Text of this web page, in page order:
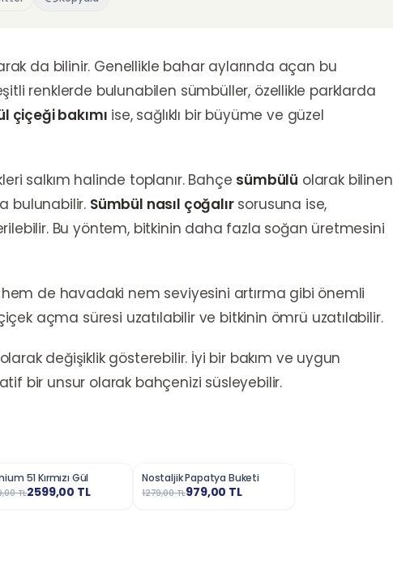
da bilinir. Genellikle bahar aylarında açan bu
renklerde bulunabilen sümbüller, özellikle parklarda
çiçeği bakımı ise, sağlıklı bir büyüme ve güzel
salkım halinde toplanır. Bahçe sümbülü olarak bilinen
bulunabilir. Sümbül nasıl çoğalırsorusuna ise,
Bu yöntem, bitkinin daha fazla soğan üretmesini
de havadaki nem seviyesini artırma gibi önemli
açma süresi uzatılabilir ve bitkinin ömrü uzatılabilir.
değişiklik gösterebilir. İyi bir bakım ve uygun
bir unsur olarak bahçenizi süsleyebilir.
51 Kırmızı Gül
TL2599,00 TL
%23
Nostaljik Papatya Buketi
1279,00TL979,00 TL